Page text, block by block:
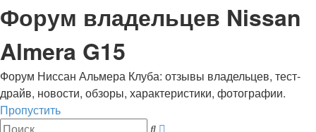
Форум владельцев Nissan
Almera G15
Форум Ниссан Альмера Клуба: отзывы владельцев, тест-
драйв, новости, обзоры, характеристики, фотографии.
Пропустить
Поиск